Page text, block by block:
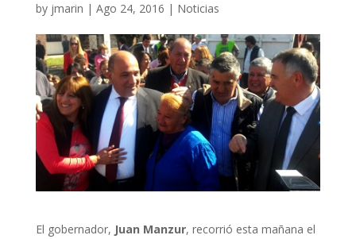
by jmarin | Ago 24, 2016 | Noticias
El gobernador, Juan Manzur, recorrió esta mañana el